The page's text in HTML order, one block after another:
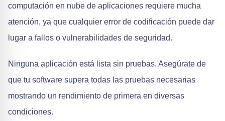
computación en nube de aplicaciones requiere mucha
atención, ya que cualquier error de codificación puede dar
lugar a fallos o vulnerabilidades de seguridad.
Ninguna aplicación está lista sin pruebas. Asegúrate de
que tu software supera todas las pruebas necesarias
mostrando un rendimiento de primera en diversas
condiciones.